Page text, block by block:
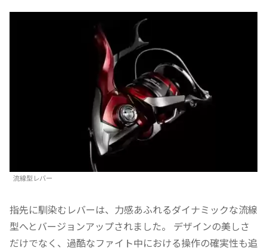
流線型レバー
指先に馴染むレバーは、力感あふれるダイナミックな流線
型へとバージョンアップされました。 デザインの美しさ
だけでなく、過酷なファイト中における操作の確実性も追